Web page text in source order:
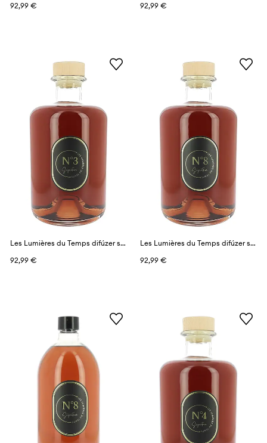
92,99 €
92,99 €
Les Lumières du Temps difúzer s vôňou 1 l
92,99 €
Les Lumières du Temps difúzer s vôňou 1 l
92,99 €